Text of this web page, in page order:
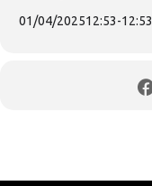
01/04/202512:53-12:53